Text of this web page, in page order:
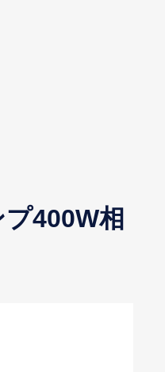
400W相